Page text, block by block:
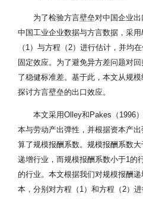
为了检验方言壁垒对中国企业
中国工业企业数据与方言数据，采用
（1）与方程（2）进行估计，并均
固定效应。为了避免异方差问题对
了稳健标准差。基于此，本文从规
探讨方言壁垒的出口效应。
本文采用Olley和Pakes（1996
本与劳动产出弹性，并根据资本产
算了规模报酬系数。规模报酬系数
递增行业，而规模报酬系数小于1的
的行业。本文根据我们对规模报酬
本，分别对方程（1）和方程（2）